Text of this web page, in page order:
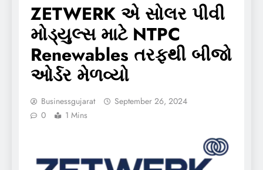
ZETWERK એ સોલર પીવી
મોડ્યુલ્સ માટે NTPC
Renewables તરફથી બીજો
ઓર્ડર મેળવ્યો
Businessgujarat
September 26, 2024
0
1 Mins